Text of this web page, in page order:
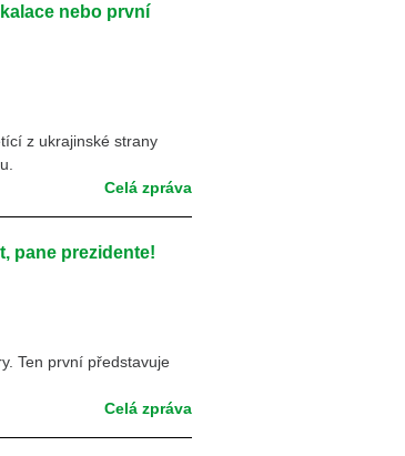
nebo první
z ukrajinské strany
Celá zpráva
pane prezidente!
Ten první představuje
Celá zpráva